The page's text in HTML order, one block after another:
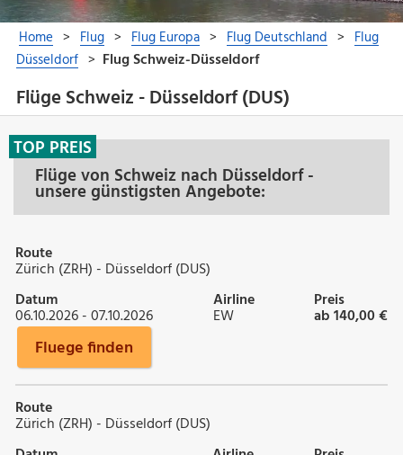
Flüge Schweiz - Düsseldorf (DUS)
Flüge von Schweiz nach Düsseldorf -
unsere günstigsten Angebote:
TOP PREIS
Route
Zürich (ZRH) - Düsseldorf (DUS)
Datum
06.10.2026 - 07.10.2026
Airline
EW
Preis
ab 140,00 €
Fluege finden
Route
Zürich (ZRH) - Düsseldorf (DUS)